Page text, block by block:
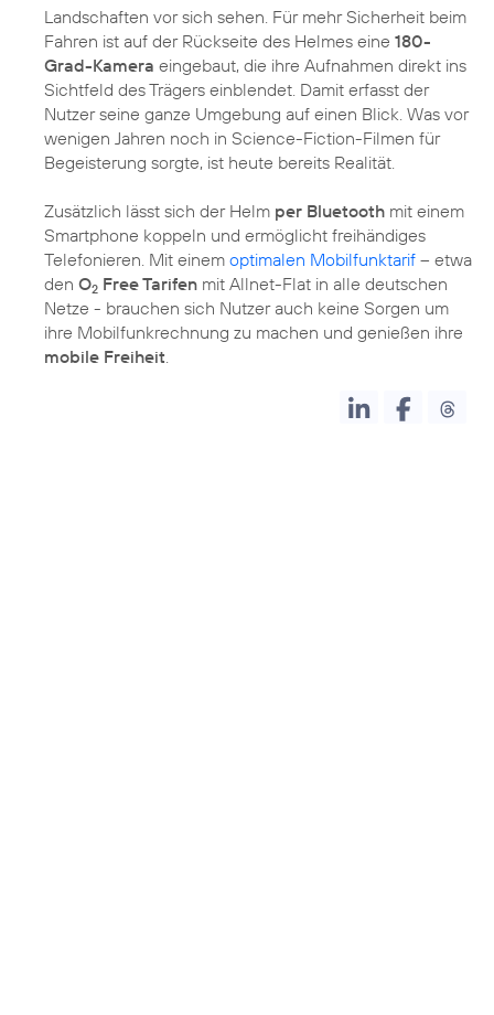
Landschaften vor sich sehen. Für mehr Sicherheit beim
Fahren ist auf der Rückseite des Helmes eine 180-
Grad-Kamera eingebaut, die ihre Aufnahmen direkt ins
Sichtfeld des Trägers einblendet. Damit erfasst der
Nutzer seine ganze Umgebung auf einen Blick. Was vor
wenigen Jahren noch in Science-Fiction-Filmen für
Begeisterung sorgte, ist heute bereits Realität.
Zusätzlich lässt sich der Helm per Bluetooth mit einem
Smartphone koppeln und ermöglicht freihändiges
Telefonieren. Mit einem optimalen Mobilfunktarif – etwa
den O2 Free Tarifen mit Allnet-Flat in alle deutschen
Netze - brauchen sich Nutzer auch keine Sorgen um
ihre Mobilfunkrechnung zu machen und genießen ihre
mobile Freiheit